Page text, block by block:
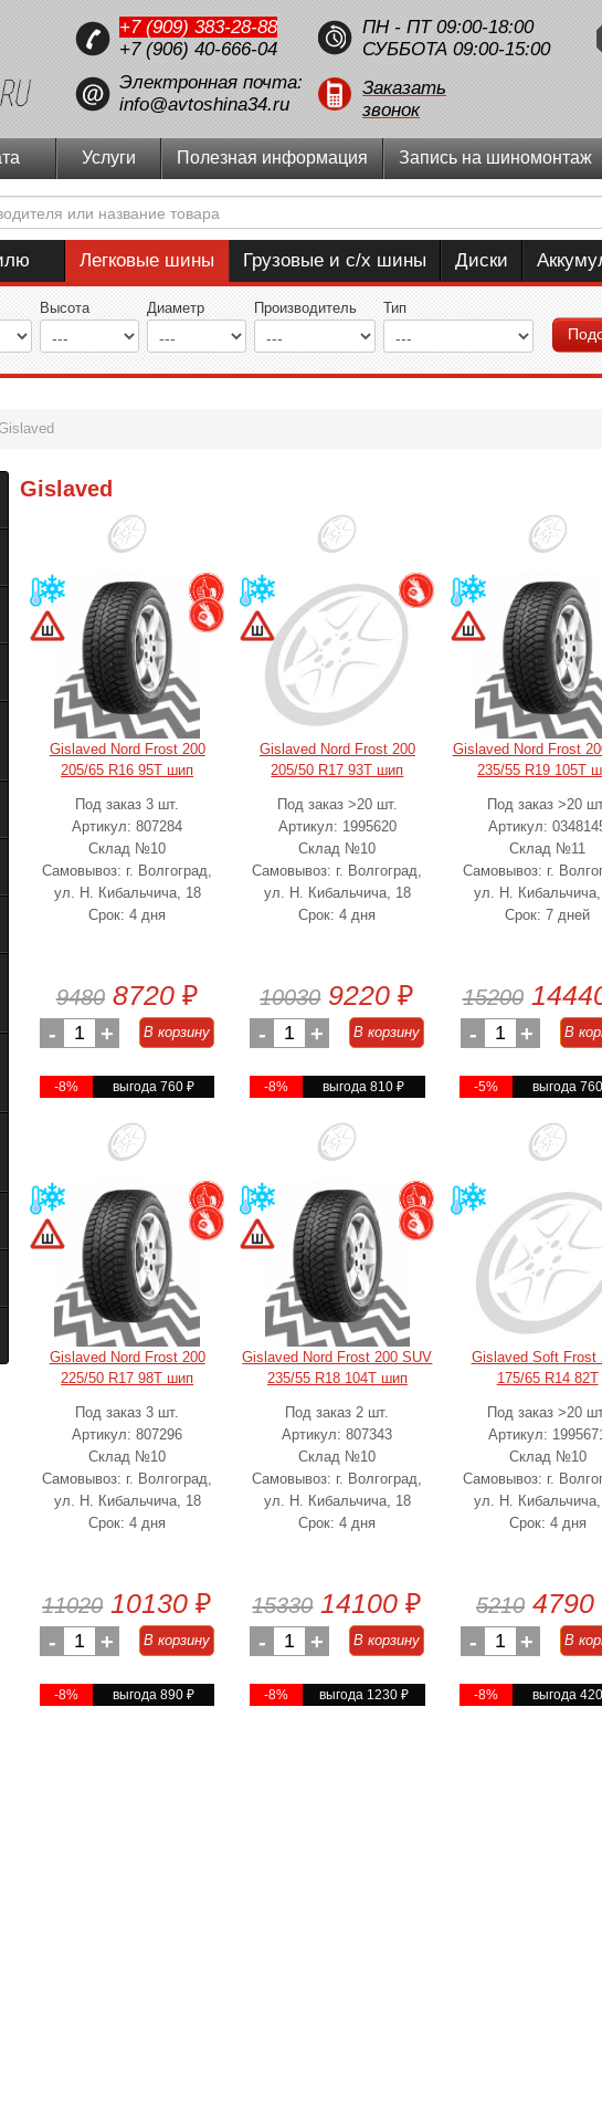
+7 (909) 383-28-88
+7 (906) 40-666-04
Электронная почта:
info@avtoshina34.ru
ПН - ПТ 09:00-18:00
СУББОТА 09:00-15:00
Заказать
звонок
Услуги Полезная информация Запись на шиномонтаж
Легковые шины Грузовые и с/х шины Диски
Высота Диаметр Производитель Тип
Gislaved
Gislaved Nord Frost 200
205/65 R16 95T шип
Под заказ 3 шт.
Артикул: 807284
Склад №10
Самовывоз: г. Волгоград,
ул. Н. Кибальчича, 18
Срок: 4 дня
9480 8720 ₽
- 1 + В корзину
-8% выгода 760 ₽
Gislaved Nord Frost 200
205/50 R17 93T шип
Под заказ >20 шт.
Артикул: 1995620
Склад №10
Самовывоз: г. Волгоград,
ул. Н. Кибальчича, 18
Срок: 4 дня
10030 9220 ₽
- 1 + В корзину
-8% выгода 810₽
Gislaved Nord Frost
235/55 R19 105T
Под заказ >20
Артикул:
Склад №11
Самовывоз: г.
ул. Н.
Срок: 7 дней
15200
- 1 + В
-5% выгода
Gislaved Nord Frost 200
225/50 R17 98T шип
Под заказ 3 шт.
Артикул: 807296
Склад №10
Самовывоз: г. Волгоград,
ул. Н. Кибальчича, 18
Срок: 4 дня
11020 10130 ₽
- 1 + В корзину
-8% выгода 890 ₽
Gislaved Nord Frost 200 SUV
235/55 R18 104T шип
Под заказ 2 шт.
Артикул: 807343
Склад №10
Самовывоз: г. Волгоград,
ул. Н. Кибальчича, 18
Срок: 4 дня
15330 14100 ₽
- 1 + В корзину
-8% выгода 1230 ₽
Gislaved Soft Frost
175/65 R14 82T
Под заказ >20
Артикул:
Склад №10
Самовывоз: г.
ул. Н.
Срок: 4 дня
5210 4790
- 1 + В
-8% выгода